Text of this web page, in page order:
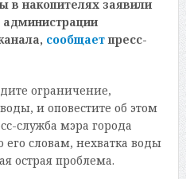
в накопителях заявили
администрации
сообщаетпресс-
ограничение,
и оповестите об этом
служба мэра города
словам, нехватка воды
острая проблема.